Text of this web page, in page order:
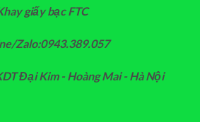
giấy bạc FTC
Zalo:0943.389.057
Đại Kim - Hoàng Mai - Hà Nội